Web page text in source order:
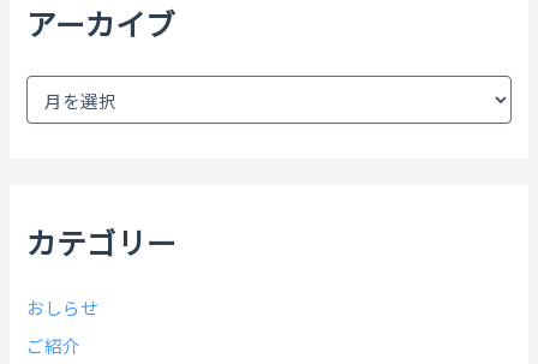
アーカイブ
ア
カテゴリー
おしらせ
ご紹介